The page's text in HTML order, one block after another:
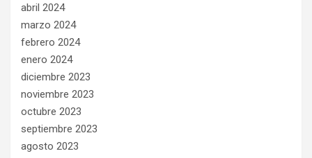
abril 2024
marzo 2024
febrero 2024
enero 2024
diciembre 2023
noviembre 2023
octubre 2023
septiembre 2023
agosto 2023